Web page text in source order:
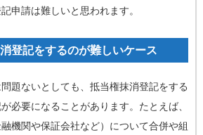
申請は難しいと思われます。
登記をするのが難しいケース
題ないとしても、抵当権抹消登記をする
必要になることがあります。たとえば、
機関や保証会社など）について合併や組